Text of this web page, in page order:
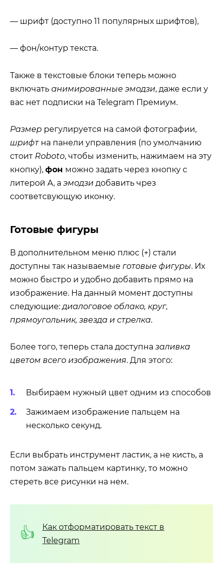
— шрифт (доступно 11 популярных шрифтов),
— фон/контур текста.
Также в текстовые блоки теперь можно
включать анимированные эмодзи, даже если у
вас нет подписки на Telegram Премиум.
Размер регулируется на самой фотографии,
шрифт на панели управления (по умолчанию
стоит Roboto, чтобы изменить, нажимаем на эту
кнопку), фон можно задать через кнопку с
литерой А, а эмодзи добавить чрез
соответсвующую иконку.
Готовые фигуры
В дополнительном меню плюс (+) стали
доступны так называемые готовые фигуры. Их
можно быстро и удобно добавить прямо на
изображение. На данный момент доступны
следующие: диалоговое облако, круг,
прямоугольник, звезда и стрелка.
Более того, теперь стала доступна заливка
цветом всего изображения. Для этого:
Выбираем нужный цвет одним из способов
Зажимаем изображение пальцем на
несколько секунд.
Если выбрать инструмент ластик, а не кисть, а
потом зажать пальцем картинку, то можно
стереть все рисунки на нем.
Как отформатировать текст в
Telegram